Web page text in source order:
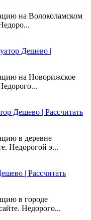
на Волоколамском
Дешево |
на Новорижское
Дешево | Рассчитать
в деревне
Недорогой э...
| Рассчитать
в городе
Недорого...